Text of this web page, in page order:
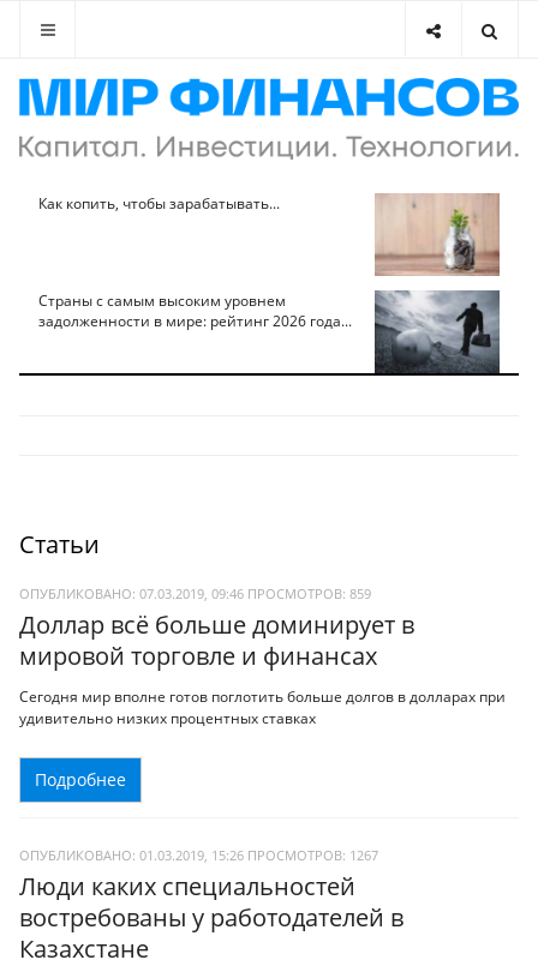
Как копить, чтобы зарабатывать...
Страны с самым высоким уровнем
задолженности в мире: рейтинг 2026 года...
Статьи
ОПУБЛИКОВАНО: 07.03.2019, 09:46 ПРОСМОТРОВ: 859
Доллар всё больше доминирует в
мировой торговле и финансах
Сегодня мир вполне готов поглотить больше долгов в долларах при
удивительно низких процентных ставках
Подробнее
ОПУБЛИКОВАНО: 01.03.2019, 15:26 ПРОСМОТРОВ: 1267
Люди каких специальностей
востребованы у работодателей в
Казахстане